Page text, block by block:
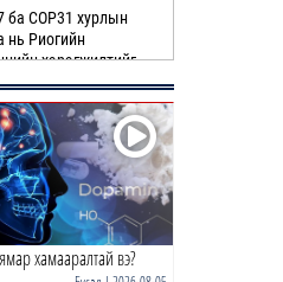
ба COP31 хурлын
нь Риогийн
хэрэгжилтийг
төрийн парадокс нь
0 | 21 цагийн өмнө
Найман
хамааралтай вэ?